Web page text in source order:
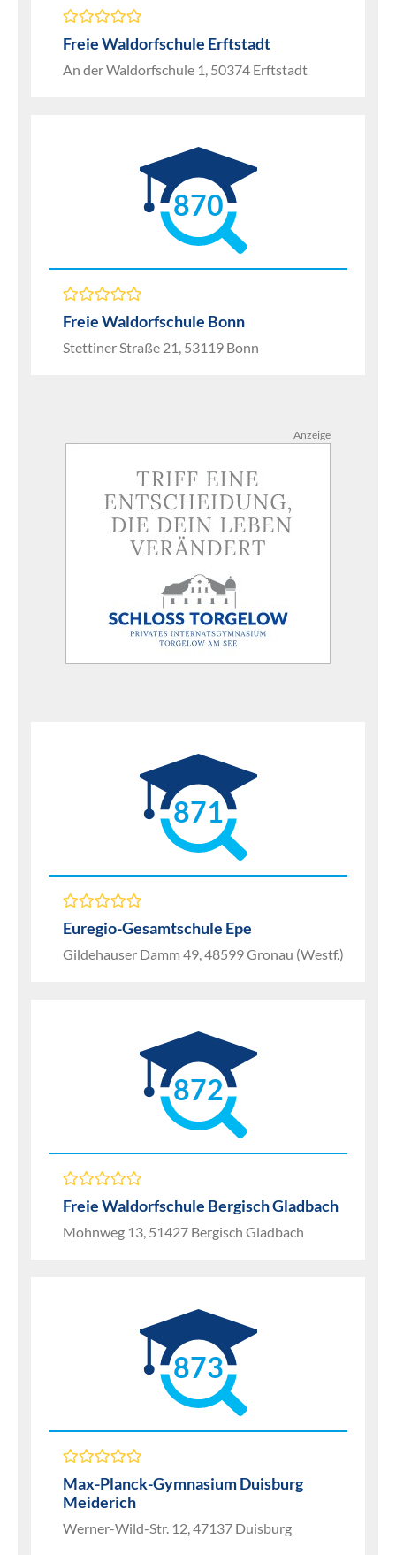
Freie Waldorfschule Erftstadt
An der Waldorfschule 1, 50374 Erftstadt
870
Freie Waldorfschule Bonn
Stettiner Straße 21, 53119 Bonn
Anzeige
871
Euregio-Gesamtschule Epe
Gildehauser Damm 49, 48599 Gronau (Westf.)
872
Freie Waldorfschule Bergisch Gladbach
Mohnweg 13, 51427 Bergisch Gladbach
873
Max-Planck-Gymnasium Duisburg
Meiderich
Werner-Wild-Str. 12, 47137 Duisburg